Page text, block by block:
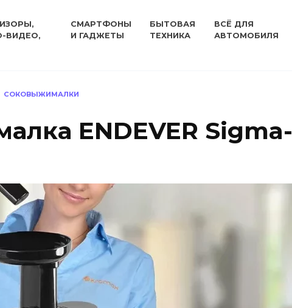
ВИДЕО,
СМАРТФОНЫ
И ГАДЖЕТЫ
БЫТОВАЯ
ТЕХНИКА
ВСЁ ДЛЯ
АВТОМОБИЛЯ
СОКОВЫЖИМАЛКИ
ENDEVER Sigma-